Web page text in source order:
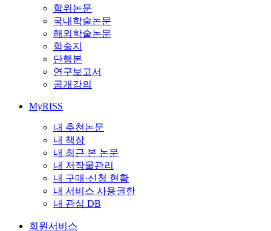
학위논문
국내학술논문
해외학술논문
학술지
단행본
연구보고서
공개강의
MyRISS
내 추천논문
내 책장
내 최근 본 논문
내 저작물관리
내 구매·신청 현황
내 서비스 사용권한
내 관심 DB
회원서비스